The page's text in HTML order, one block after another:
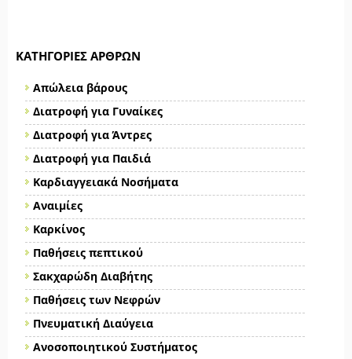
ΚΑΤΗΓΟΡΊΕΣ ΆΡΘΡΩΝ
Απώλεια βάρους
Διατροφή για Γυναίκες
Διατροφή για Άντρες
Διατροφή για Παιδιά
Καρδιαγγειακά Νοσήματα
Αναιμίες
Καρκίνος
Παθήσεις πεπτικού
Σακχαρώδη Διαβήτης
Παθήσεις των Νεφρών
Πνευματική Διαύγεια
Ανοσοποιητικού Συστήματος